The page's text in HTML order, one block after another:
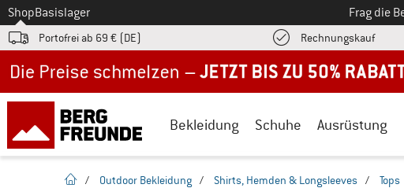
Zum
ShopBasislager Frag die
Portofrei ab 69 € (DE) RechnungskaufFinde
Bekleidung Schuhe Ausrüstung
Startseite
/ Outdoor Bekleidung / Shirts, Hemden & Longsleeves / Tops